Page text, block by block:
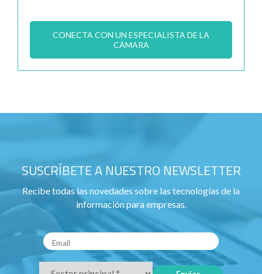
CONECTA CON UN ESPECIALISTA DE LA
CÁMARA
SUSCRÍBETE A NUESTRO NEWSLETTER
Recibe todas las novedades sobre las tecnologías de la
información para empresas.